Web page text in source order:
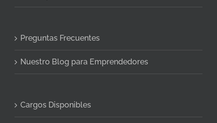
Preguntas Frecuentes
Nuestro Blog para Emprendedores
Cargos Disponibles